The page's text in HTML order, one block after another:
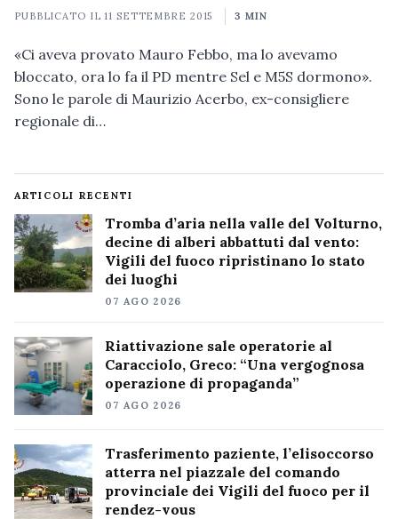
PUBBLICATO IL11 SETTEMBRE 2015 3 MIN
«Ci aveva provato Mauro Febbo, ma lo avevamo
bloccato, ora lo fa il PD mentre Sel e M5S dormono».
Sono le parole di Maurizio Acerbo, ex-consigliere
regionale di…
ARTICOLI RECENTI
Tromba d’aria nella valle del Volturno,
decine di alberi abbattuti dal vento:
Vigili del fuoco ripristinano lo stato
dei luoghi
07 AGO 2026
Riattivazione sale operatorie al
Caracciolo, Greco: “Una vergognosa
operazione di propaganda”
07 AGO 2026
Trasferimento paziente, l’elisoccorso
atterra nel piazzale del comando
provinciale dei Vigili del fuoco per il
rendez-vous